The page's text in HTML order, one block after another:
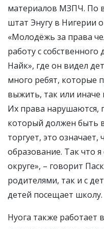
материалов МЗПЧ. По
штат Энугу в Нигерии
«Молодёжь за права
работу с
Найк», где он видел
много ребят, которые
выжить, так или иначе
Их права нарушаются,
который должен быть
торгует, это
образование. Так что
округе», – говорит
родителями, так и с
детей посещает школу.
Нуога также работает